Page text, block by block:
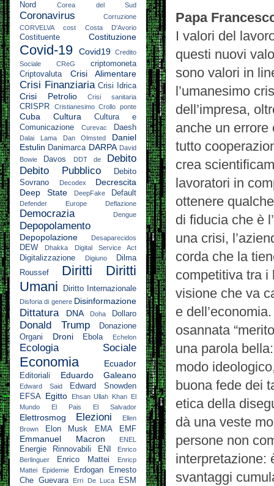
Papa
I valori del
questi nuovi
sono valori in
l’umanesimo
dell’impresa,
anche un errore
tutto
crea
lavoratori in
ottenere
di fiducia che è
una crisi,
corda che la
competitiva tra i
visione che va
e
osannata
una parola
modo
buona fede dei
etica della
dà una veste
persone non
interpretazione:
svantaggi
Nord
Corea del Sud
Coronavirus
Corruzione
CORVELVA
cost Costa D'Avorio
Costituente Costituzione
Covid-19 Covid19
Credito
Sociale
CReG
criptomoneta
Criptovaluta
Crisi Alimentare
Crisi Finanziaria Crisi Idrica
Crisi Petrolio Crisi sanitaria
CRISPR Cristianesimo Crollo ponte
Cuba Cultura
Cultura e
Comunicazione
Curevac Daesh
Dalai Lama Dan Olmsted
Daniel
Estulin Danimarca DARPA David
Bowie
Davos DDT de
Debito
Debito Pubblico
Debito
Sovrano
Decodex
Decrescita
Deep State
DeepFake Default
Defender Europe Deflazione
Democrazia Dengue
Depopolamento
Depopolazione Desaparecidos
DEW Dhakka Digital Service Act
Digitalizzazione Digiuno
Dilma
Roussef
Diritti
Diritti
Umani
Diritto Internazionale
Disforia di genere Disinformazione
Dittatura DNA Doha Dollaro
Donald Trump
Donazione
Organi
Droni Ebola Echelon
Ecologia Sociale
Economia Ecuador
Editoriali Eduardo Galeano
Edward Said
Edward Snowden
EFSA Egitto Ehsan Ullah Khan El
Mundo
El Pais El Salvador
Elettrosmog Elezioni
Ellen
Brown
Elon Musk EMA EMF
Emmanuel Macron ENEL
Energie Rinnovabili ENI
Enrico
Berlinguer
Enrico Mattei
Enricp
Mattei
Epidemie Erdogan
Ernesto
Che Guevara
Erri De Luca ESM